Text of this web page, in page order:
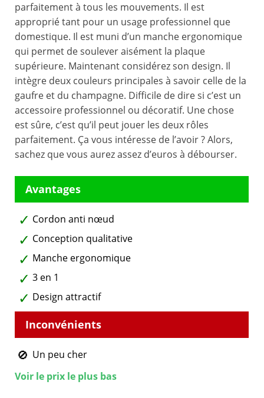
parfaitement à tous les mouvements. Il est
approprié tant pour un usage professionnel que
domestique. Il est muni d’un manche ergonomique
qui permet de soulever aisément la plaque
supérieure. Maintenant considérez son design. Il
intègre deux couleurs principales à savoir celle de la
gaufre et du champagne. Difficile de dire si c’est un
accessoire professionnel ou décoratif. Une chose
est sûre, c’est qu’il peut jouer les deux rôles
parfaitement. Ça vous intéresse de l’avoir ? Alors,
sachez que vous aurez assez d’euros à débourser.
Cordon anti nœud
Conception qualitative
Manche ergonomique
3 en 1
Design attractif
Un peu cher
Voir le prix le plus bas